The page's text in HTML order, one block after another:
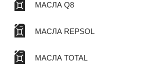
МАСЛА Q8
МАСЛА REPSOL
МАСЛА TOTAL